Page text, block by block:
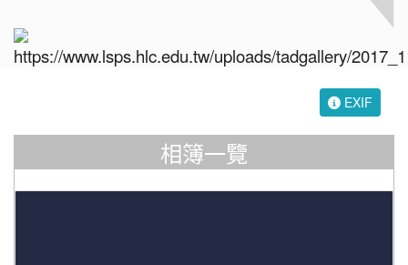
EXIF
相簿一覽